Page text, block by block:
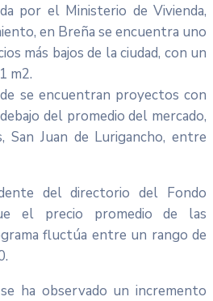
por el Ministerio de Vivienda,
en Breña se encuentra uno
más bajos de la ciudad, con un
m2.
se encuentran proyectos con
del promedio del mercado,
San Juan de Lurigancho, entre
del directorio del Fondo
el precio promedio de las
fluctúa entre un rango de
ha observado un incremento